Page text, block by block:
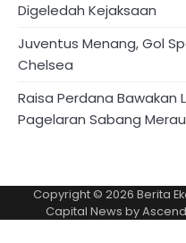
Digeledah Kejaksaan
Juventus Menang, Gol
Chelsea
Raisa Perdana Bawakan
Pagelaran Sabang
Copyright © 2026 Berita
Capital News by